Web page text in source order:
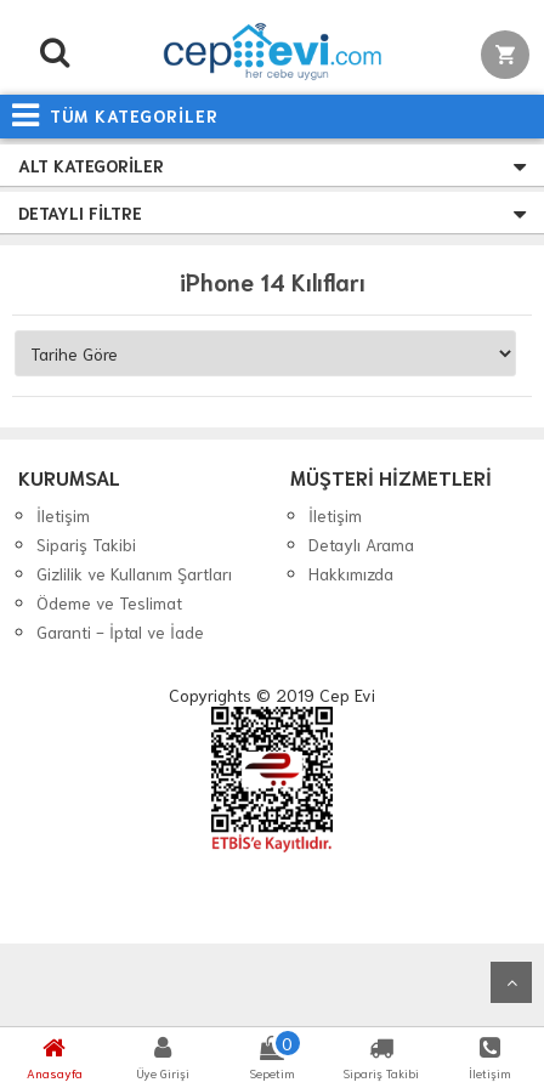
TÜM KATEGORİLER
Anasayfa Üye Girişi
0
Sepetim Sipariş Takibi İletişim
ALT KATEGORILER
DETAYLI FILTRE
iPhone 14 Kılıfları
KURUMSAL
İletişim
Sipariş Takibi
Gizlilik ve Kullanım Şartları
Ödeme ve Teslimat
Garanti - İptal ve İade
MÜŞTERİ HİZMETLERİ
İletişim
Detaylı Arama
Hakkımızda
Copyrights © 2019 Cep Evi